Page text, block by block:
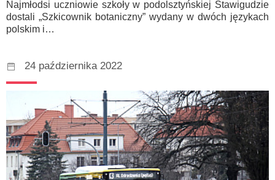
Najmłodsi uczniowie szkoły w podolsztyńskiej Stawigudzie
dostali „Szkicownik botaniczny” wydany w dwóch językach
polskim i…
24 października 2022